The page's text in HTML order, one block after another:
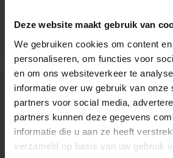
Deze website maakt gebruik van
We gebruiken cookies om content
personaliseren, om functies voor
en om ons websiteverkeer te
informatie over uw gebruik van onze
partners voor social media,
partners kunnen deze gegevens
informatie die u aan ze heeft
verzameld op basis van uw gebruik
Wat zeggen onze
8.9
Ruim 102.000 klanten